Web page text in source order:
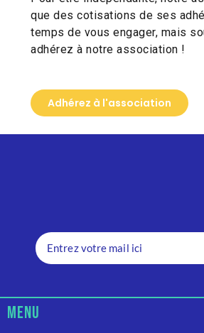
que des cotisations de ses
temps de vous engager, mais
adhérez à notre association !
Adhérez à l'association
menu